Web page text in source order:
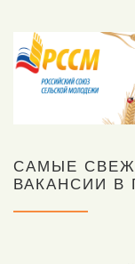
САМЫЕ
ВАКАНСИИ В